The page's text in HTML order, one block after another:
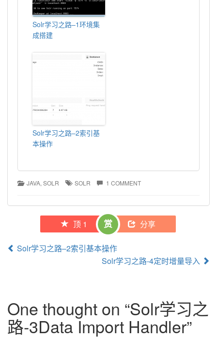
Solr学习之路–1环境集
成搭建
Solr学习之路–2索引基
本操作
JAVA, SOLR SOLR 1 COMMENT
顶 1 赏 分享
Post
Solr学习之路–2索引基本操作
Solr学习之路-4定时增量导入
One thought on “Solr学习之
路-3Data Import Handler”